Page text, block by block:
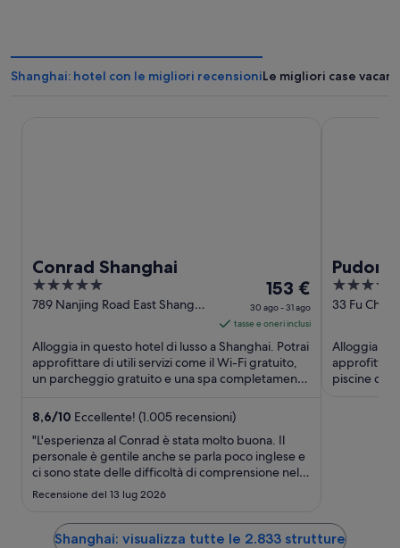
Shanghai: hotel con le migliori recensioniLe migliori case
Conrad Shanghai
5
out
5
789 Nanjing Road East Shanghai
Il
prezzo
è
153 €
a
notte
30
ago
-
153 €
30 ago - 31 ago
tasse e oneri inclusi
Alloggia in questo hotel di lusso a Shanghai. Potrai
approfittare di utili servizi come il Wi-Fi gratuito,
un parcheggio gratuito e una spa completamente
8,6/10 Eccellente! (1.005 recensioni)
"L'esperienza al Conrad è stata molto buona. Il
personale è gentile anche se parla poco inglese e
ci sono state delle difficoltà di comprensione nel
momento del check-in e check-out. I servizi
ottimi: piscina e palestra. La colazione a buffet è
abbondante e varia, per questo adatta a tutti. La
cena ..."
Recensione del 13 lug 2026
5
out
5
33 Fu
Alloggia in
piscine
Shanghai: visualizza tutte le 2.833 strutture